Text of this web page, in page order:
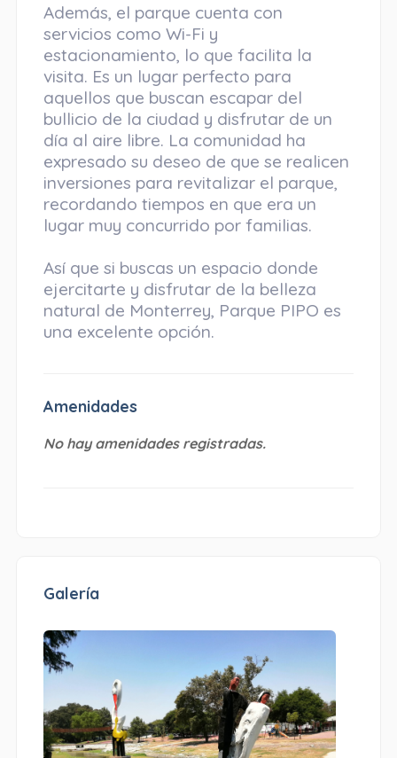
Además, el parque cuenta con
servicios como Wi-Fi y
estacionamiento, lo que facilita la
visita. Es un lugar perfecto para
aquellos que buscan escapar del
bullicio de la ciudad y disfrutar de un
día al aire libre. La comunidad ha
expresado su deseo de que se realicen
inversiones para revitalizar el parque,
recordando tiempos en que era un
lugar muy concurrido por familias.
Así que si buscas un espacio donde
ejercitarte y disfrutar de la belleza
natural de Monterrey, Parque PIPO es
una excelente opción.
Amenidades
No hay amenidades registradas.
Galería